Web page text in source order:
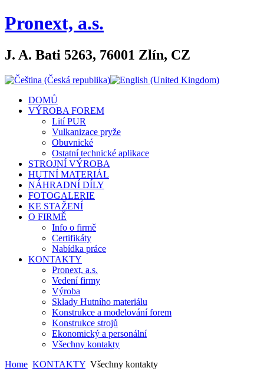
Pronext, a.s.
J. A. Bati 5263, 76001 Zlín, CZ
DOMŮ
VÝROBA FOREM
Lití PUR
Vulkanizace pryže
Obuvnické
Ostatní technické aplikace
STROJNÍ VÝROBA
HUTNÍ MATERIÁL
NÁHRADNÍ DÍLY
FOTOGALERIE
KE STAŽENÍ
O FIRMĚ
Info o firmě
Certifikáty
Nabídka práce
KONTAKTY
Pronext, a.s.
Vedení firmy
Výroba
Sklady Hutního materiálu
Konstrukce a modelování forem
Konstrukce strojů
Ekonomický a personální
Všechny kontakty
Home KONTAKTY Všechny kontakty